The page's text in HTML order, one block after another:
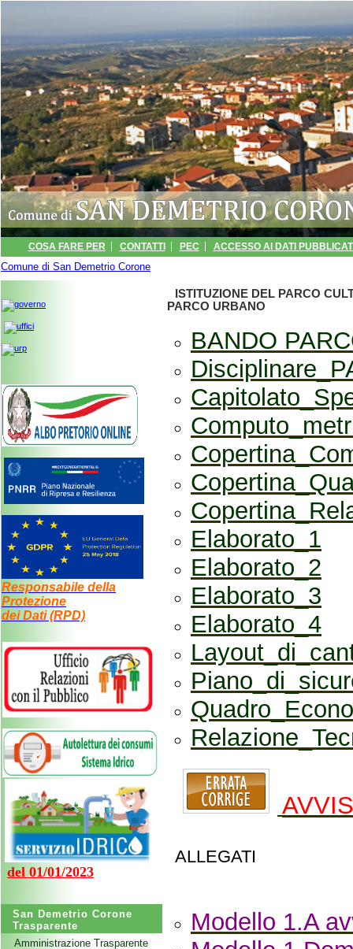
COSA FARE PER CONTATTI PEC
ACCESSO AI DATI
INFORMATIVA
ARCHIVIO EVENTI
Comune di San Demetrio Corone
Responsabile della
Protezione
dei Dati (RPD)
del 01/01/2023
San Demetrio Corone
Trasparente
Amministrazione Trasparente
ISTITUZIONE DEL PARCO
PARCO URBANO
BANDO
Elaborato_1
Elaborato_2
Elaborato_3
Elaborato_4
ALLEGATI
Modello 1.A